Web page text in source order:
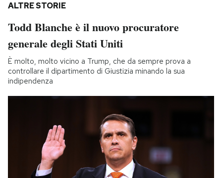
ALTRE STORIE
Todd Blanche è il nuovo procuratore
generale degli Stati Uniti
È molto, molto vicino a Trump, che da sempre prova a
controllare il dipartimento di Giustizia minando la sua
indipendenza